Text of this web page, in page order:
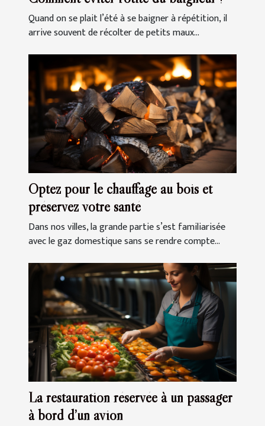
Quand on se plait l’été à se baigner à répétition, il
arrive souvent de récolter de petits maux...
Optez pour le chauffage au bois et
préservez votre santé
Dans nos villes, la grande partie s’est familiarisée
avec le gaz domestique sans se rendre compte...
La restauration réservée à un passager
à bord d’un avion